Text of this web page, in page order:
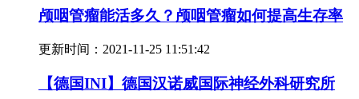
颅咽管瘤能活多久？颅咽管瘤如何提高生存率
更新时间： 2021-11-25 11:51:42
【德国INI】德国汉诺威国际神经外科研究所